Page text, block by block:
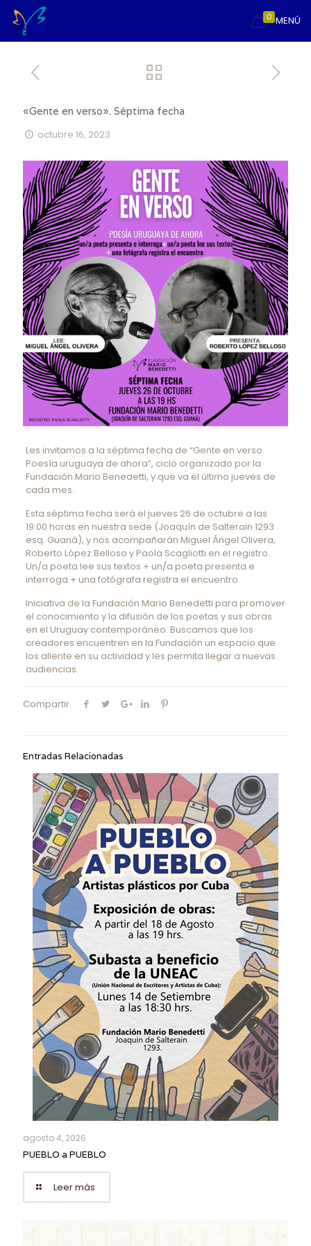
MENÚ
0
«Gente en verso». Séptima fecha
octubre 16, 2023
Les invitamos a la séptima fecha de “Gente en verso.
Poesía uruguaya de ahora”, ciclo organizado por la
Fundación Mario Benedetti, y que va el último jueves de
cada mes.
Esta séptima fecha será el jueves 26 de octubre a las
19:00 horas en nuestra sede (Joaquín de Salterain 1293
esq. Guaná), y nos acompañarán Miguel Ángel Olivera,
Roberto López Belloso y Paola Scagliotti en el registro.
Un/a poeta lee sus textos + un/a poeta presenta e
interroga + una fotógrafa registra el encuentro.
Iniciativa de la Fundación Mario Benedetti para promover
el conocimiento y la difusión de los poetas y sus obras
en el Uruguay contemporáneo. Buscamos que los
creadores encuentren en la Fundación un espacio que
los aliente en su actividad y les permita llegar a nuevas
audiencias.
Compartir
Entradas Relacionadas
agosto 4, 2026
PUEBLO a PUEBLO
Leer más